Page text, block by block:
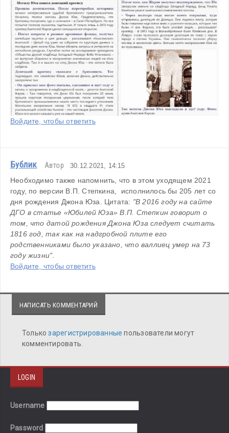
Войдите, чтобы ответить
Бублик Автор 30.12.2021, 14:15
Необходимо также напомнить, что в этом уходящем 2021
году, по версии В.П. Степкина,  исполнилось бы 205 лет со
дня рождения Джона Юза. Цитата: "В 2016 году на сайте
ДГО в статье «Юбилей Юза» В.П. Степкин говорит о
том, что датой рождения Джона Юза следует считать
1816 год, так как на надгробной плите его
родственниками было указано, что валлиец умер на 73
году жизни".
Войдите, чтобы ответить
НАПИСАТЬ КОММЕНТАРИЙ
Толькозарегистрированныепользователи могут
комментировать.
LOGIN
Username
Password